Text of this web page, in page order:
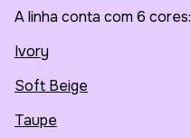
A linha conta com 6 cores:
Ivory
Soft Beige
Taupe